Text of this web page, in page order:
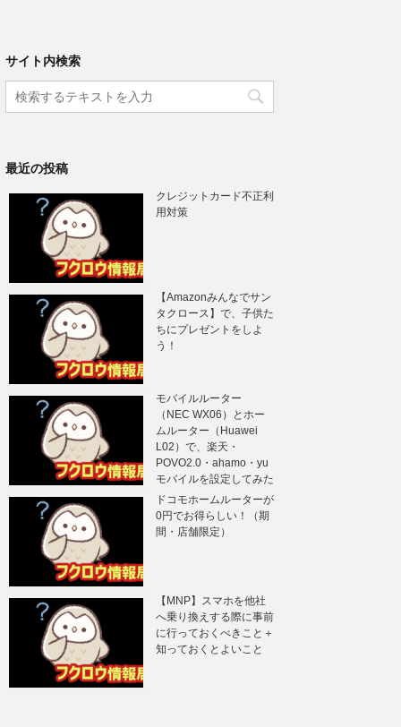
サイト内検索
最近の投稿
クレジットカード不正利
用対策
【Amazonみんなでサン
タクロース】で、子供た
ちにプレゼントをしよ
う！
モバイルルーター
（NEC WX06）とホー
ムルーター（Huawei
L02）で、楽天・
POVO2.0・ahamo・yu
モバイルを設定してみた
ドコモホームルーターが
0円でお得らしい！（期
間・店舗限定）
【MNP】スマホを他社
へ乗り換えする際に事前
に行っておくべきこと＋
知っておくとよいこと